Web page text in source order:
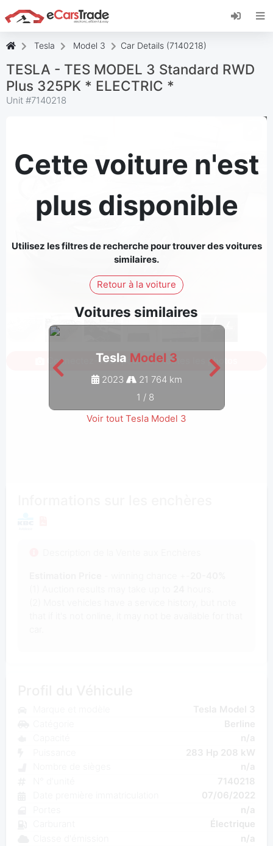
Installez l'application web eCarsTrade, ajoutez-
la à votre écran d'accueil et recevez des mises
Tesla Model 3 Car Details (7140218)
TESLA - TES MODEL 3 Standard RWD
Plus 325PK * ELECTRIC *
Unit #7140218
Cette voiture n'est
plus disponible
Utilisez les filtres de recherche pour trouver des voitures
similaires.
Retour à la voiture
Voitures similaires
Tesla Model 3
2023
21 764 km
1 / 8
Voir tout Tesla Model 3
Connectez-vous pour voir toutes les photos
7140218
07/06/2022
n/a
Électrique
n/a